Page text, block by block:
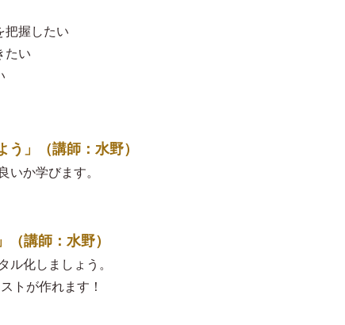
把握したい
たい
」（講師：水野）
か学びます。
講師：水野）
化しましょう。
トが作れます！